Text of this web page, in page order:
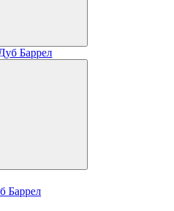
Баррел